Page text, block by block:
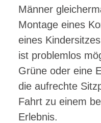
Männer
Montage eines
eines
ist problemlos
Grüne oder eine
die aufrechte
Fahrt zu einem
Erlebnis.